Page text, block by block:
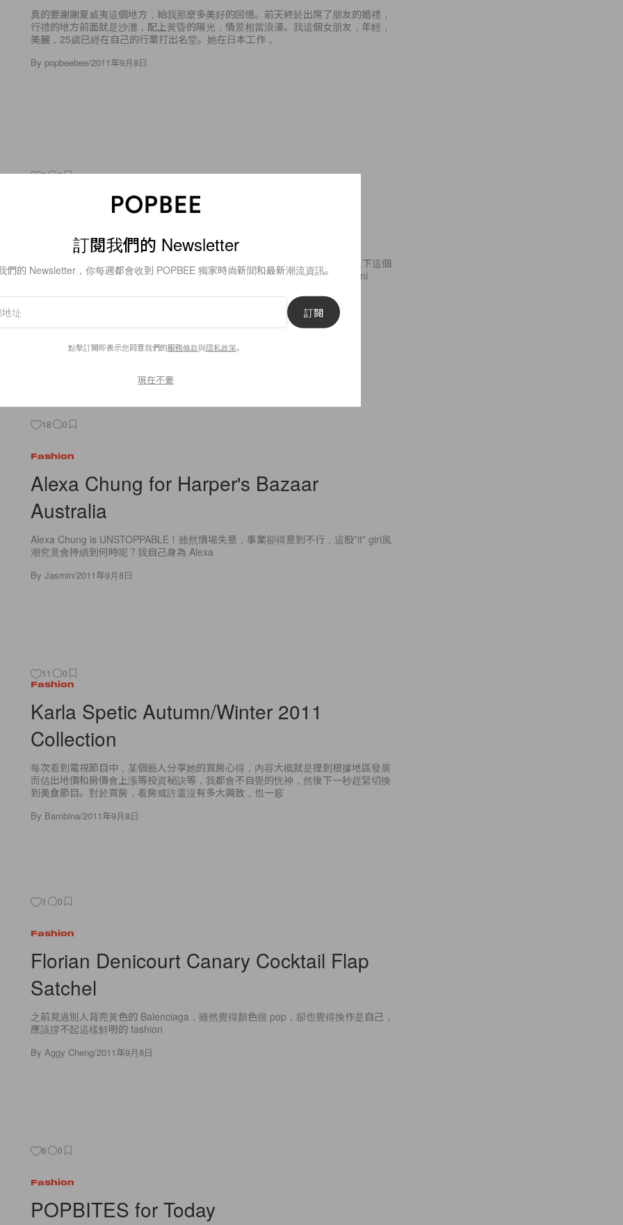
真的要謝謝夏威夷這個地方，給我那麼多美好的回憶。前天終於出席了朋友的婚禮，
行禮的地方前面就是沙灘，配上黃昏的陽光，情景相當浪漫。我這個女朋友，年輕，
美麗，25歲已經在自己的行業打出名堂。她在日本工作，
By popbeebee/2011年9月8日
3 0
Oroton Icon Mini Clutch
看過 PB 為大家挑選今季最搶手的 clutch bag 專題後，有挑到心水嗎？還是以下這個
澳洲品牌 Oroton 的 Icon Mini Clutch 能吸引到你的注意？備有六色選擇的 mini
ByWinnieee/2011年9月8日
18 0
Fashion
Alexa Chung for Harper's Bazaar
Australia
Alexa Chung is UNSTOPPABLE！雖然情場失意，事業卻得意到不行，這股”it” girl風
潮究竟會持續到何時呢？我自己身為 Alexa
By Jasmin/2011年9月8日
11 0
Fashion
Karla Spetic Autumn/Winter 2011
Collection
每次看到電視節目中，某個藝人分享她的買房心得，內容大概就是提到根據地區發展
而估出地價和房價會上漲等投資秘訣等，我都會不自覺的恍神，然後下一秒趕緊切換
到美食節目。對於買房，看房或許還沒有多大興致，也一竅
By Bambina/2011年9月8日
1 0
Fashion
Florian Denicourt Canary Cocktail Flap
Satchel
之前見過別人背亮黃色的 Balenciaga，雖然覺得顏色很 pop，卻也覺得換作是自己，
應該撐不起這樣鮮明的 fashion
By Aggy Cheng/2011年9月8日
6 0
Fashion
POPBITES for Today
訂閱我們的 Newsletter
們的 Newsletter，你每週都會收到 POPBEE 獨家時尚新聞和最新潮流資訊。
訂閱
點擊訂閱即表示您同意我們的服務條款與隱私政策。
現在不要